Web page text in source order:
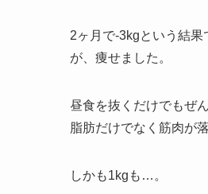
2ヶ月で-3kgという結
が、痩せました。
昼食を抜くだけでもぜ
脂肪だけでなく筋肉が
しかも1kgも…。